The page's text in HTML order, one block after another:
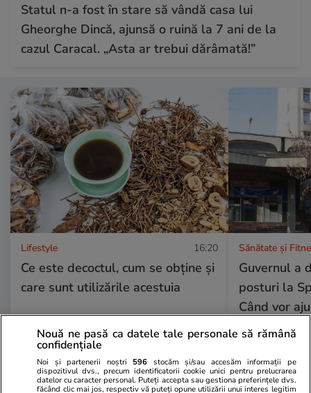
Statul n-a fost în stare să vândă casa lui
Gheorghe Dincă, ajunsă o ruină la 7 ani de la
cazul Caracal. „Asta ar trebui dărâmată!”
Lifestyle 16:20
Ce este decoctul, cum se obţine şi
care sunt utilizările acestuia
Sănătate și
Guvernul a
posturi la
Când vor
asistenți
spitalelor
Nouă ne pasă ca datele tale personale să rămână
confidențiale
Noi și partenerii noștri 596 stocăm și/sau accesăm informații pe
dispozitivul dvs., precum identificatorii cookie unici pentru prelucrarea
datelor cu caracter personal. Puteți accepta sau gestiona preferințele dvs.
făcând clic mai jos, respectiv vă puteți opune utilizării unui interes legitim